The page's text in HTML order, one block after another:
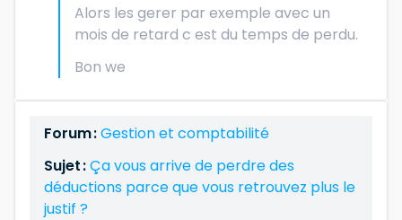
Alors les gerer par exemple avec un
mois de retard c est du temps de perdu.
Bon we
Forum :Gestion et comptabilité
Sujet :Ça vous arrive de perdre des
déductions parce que vous retrouvez plus le
justif ?